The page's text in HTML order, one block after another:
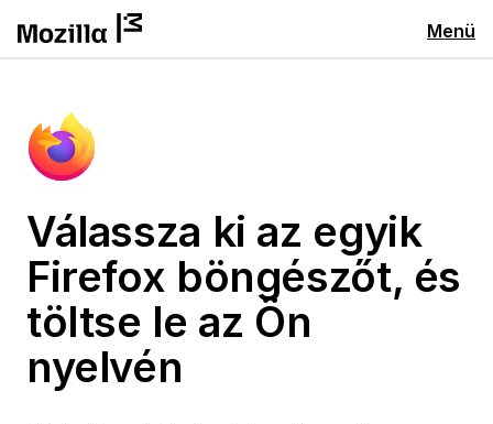
Menü
Válassza ki az egyik
Firefox böngészőt, és
töltse le az Ön
nyelvén